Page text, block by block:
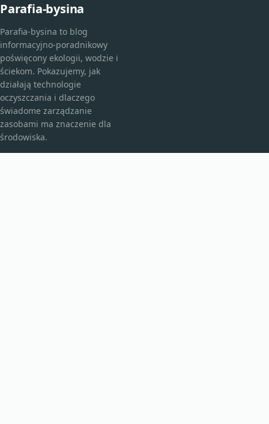
Parafia-bysina
Parafia-bysina to blog
informacyjno-poradnikowy
poświęcony ekologii, wodzie i
ściekom. Pokazujemy, jak
działają technologie
oczyszczania i dlaczego
świadome zarządzanie
zasobami ma znaczenie dla
środowiska.